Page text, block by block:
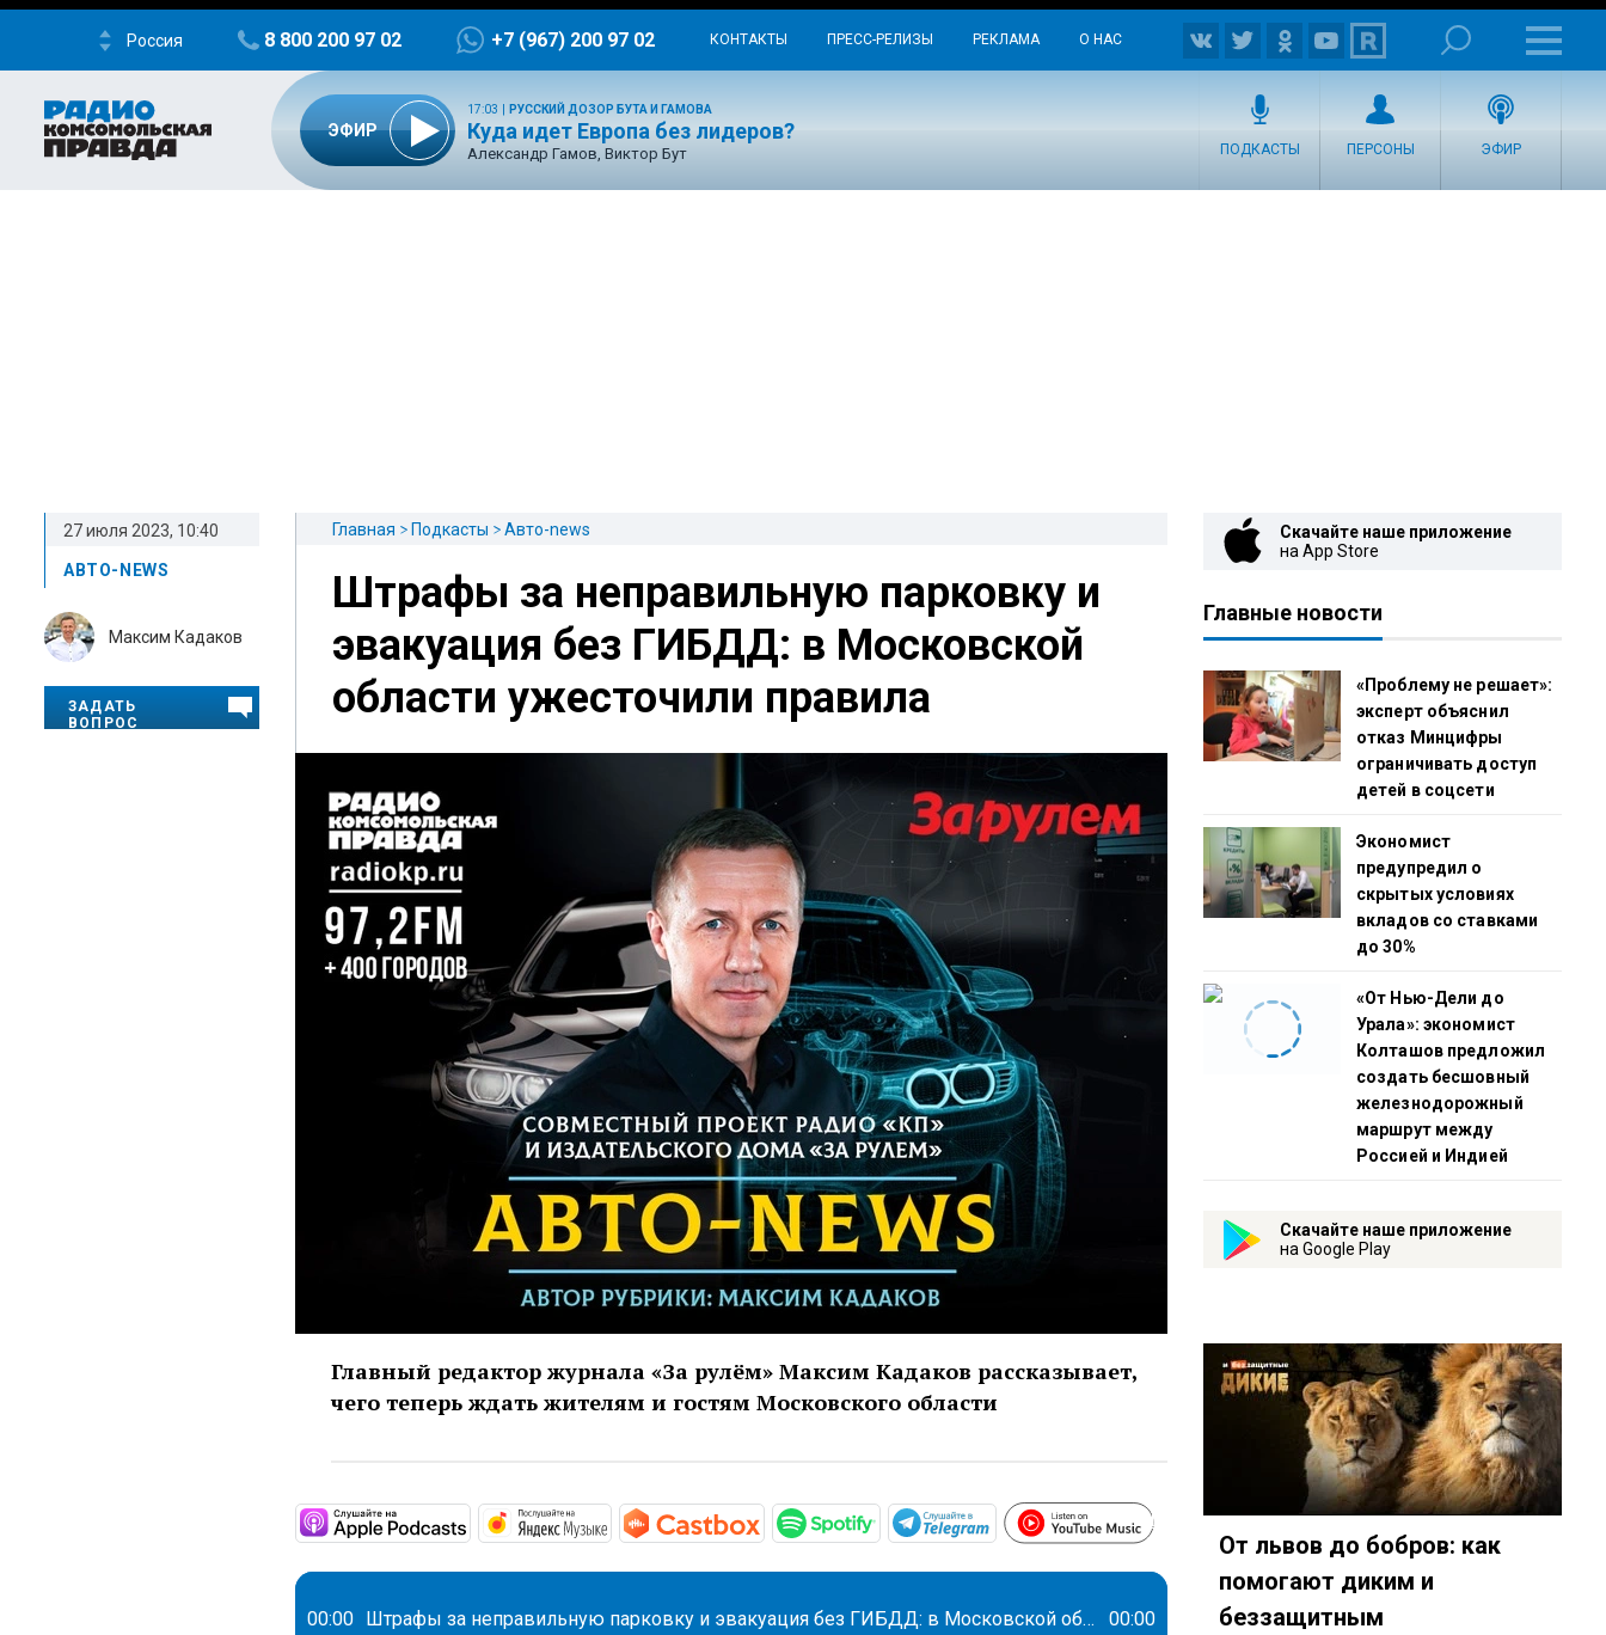
Россия 8 800 200 97 02 +7 (967) 200 97 02 КОНТАКТЫ ПРЕСС-РЕЛИЗЫ РЕКЛАМА О НАС
ЭФИР
17:03 РУССКИЙ ДОЗОР БУТА И ГАМОВА
Куда идет Европа без лидеров?
Александр Гамов, Виктор Бут ПОДКАСТЫ ПЕРСОНЫ ЭФИР
Главная Подкасты Авто-news
Штрафы за неправильную парковку и
эвакуация без ГИБДД: в Московской
области ужесточили правила
Главный редактор журнала «За рулём» Максим Кадаков рассказывает,
чего теперь ждать жителям и гостям Московского области
https://podcasts.apple.com/ru/podcast/авто-news/id1605797685
https://music.yandex.ru/album/20710502
https://castbox.fm/channel/id4862066?country=ru
https://open.spotify.com/show/1LlVy7YN3FoWqS8aucIzNi
https://t.me/mavestreambot/app?startapp=rkp-auto-news
https://www.youtube.com/playlist?list=PL9be-_-
00:00 Штрафы за неправильную парковку и эвакуация без ГИБДД: в Московской области ужесточили правила 00:00
27 июля 2023, 10:40
АВТО-NEWS
Максим Кадаков
ЗАДАТЬ
ВОПРОС
Скачайте наше приложение
на App Store
Главные новости
«Проблему не решает»:
эксперт объяснил
отказ Минцифры
ограничивать доступ
детей в соцсети
Экономист
предупредил о
скрытых условиях
вкладов со ставками
до 30%
«От Нью-Дели до
Урала»: экономист
Колташов предложил
создать бесшовный
железнодорожный
маршрут между
Россией и Индией
Скачайте наше приложение
на Google Play
От львов до бобров: как
помогают диким и
беззащитным